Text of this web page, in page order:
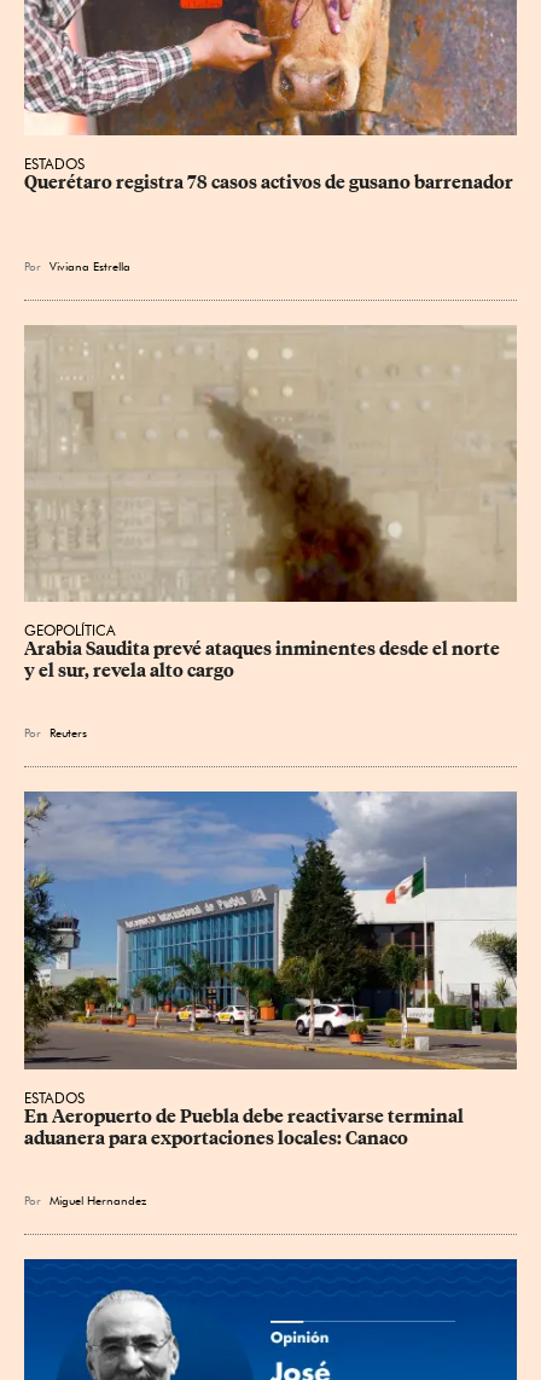
ESTADOS
Querétaro registra 78 casos activos de gusano barrenador
Por Viviana Estrella
GEOPOLÍTICA
Arabia Saudita prevé ataques inminentes desde el norte
y el sur, revela alto cargo
Por Reuters
ESTADOS
En Aeropuerto de Puebla debe reactivarse terminal
aduanera para exportaciones locales: Canaco
Por Miguel Hernandez